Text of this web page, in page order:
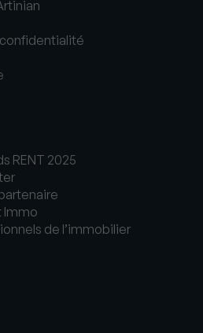
RENT 2025
Immo
de l’immobilier